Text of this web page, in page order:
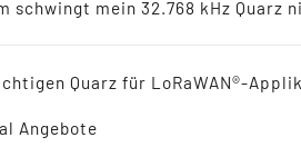
Angebote
schwingt mein 32.768 kHz Quarz
Quarz für LoRaWAN®-
SILIZIUM und ebenfalls in
Außerdem bieten wir auch
VCTCXO - SMD OCXO und
Rheinland-Pfalz
an. Unsere